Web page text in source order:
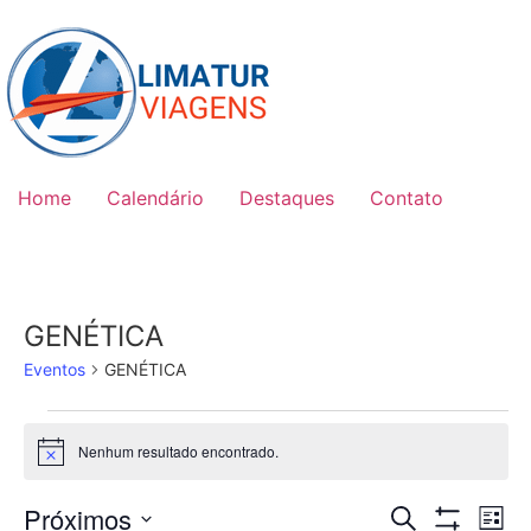
content
Home Calendário Destaques Contato
GENÉTICA
Eventos GENÉTICA
Eventos
Notice Nenhum resultado encontrado.
Procurar
Próximos